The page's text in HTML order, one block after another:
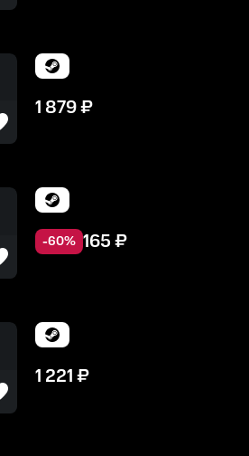
1 879₽
-60% 165₽
1 221₽